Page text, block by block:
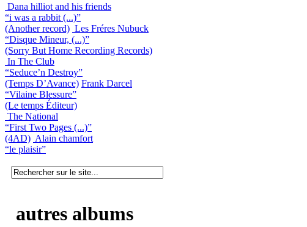
Dana hilliot and his friends
“i was a rabbit (...)”
(Another record) Les Fréres Nubuck
“Disque Mineur, (...)”
(Sorry But Home Recording Records)
In The Club
“Seduce’n Destroy”
(Temps D’Avance) Frank Darcel
“Vilaine Blessure”
(Le temps Éditeur)
The National
“First Two Pages (...)”
(4AD) Alain chamfort
“le plaisir”
autres albums